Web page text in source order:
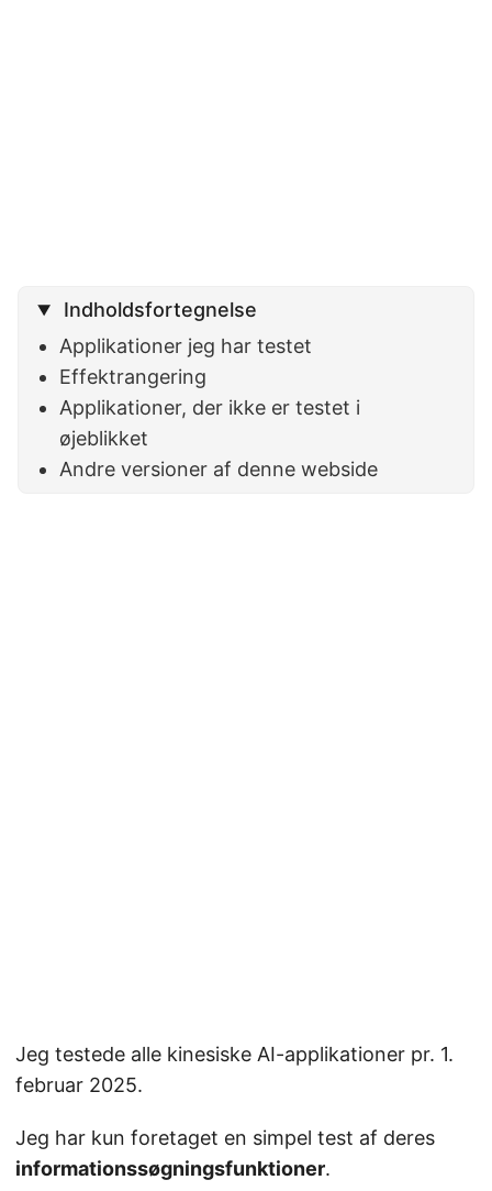
Indholdsfortegnelse
Applikationer jeg har testet
Effektrangering
Applikationer, der ikke er testet i
øjeblikket
Andre versioner af denne webside
Jeg testede alle kinesiske AI-applikationer pr. 1.
februar 2025.
Jeg har kun foretaget en simpel test af deres
informationssøgningsfunktioner.